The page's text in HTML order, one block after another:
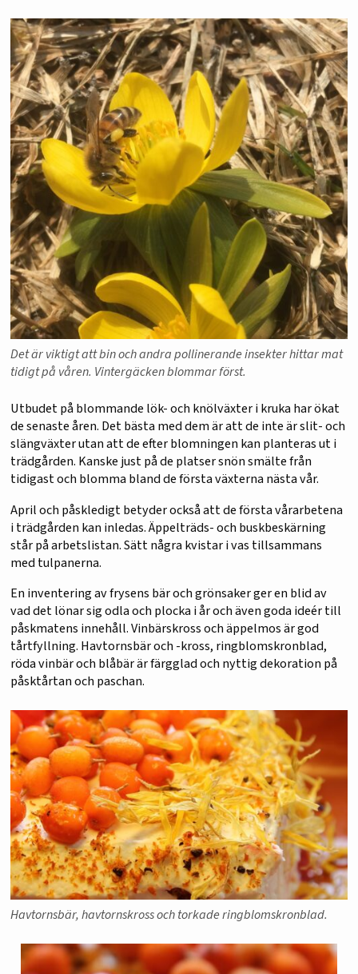
Det är viktigt att bin och andra pollinerande insekter hittar mat
tidigt på våren. Vintergäcken blommar först.
Utbudet på blommande lök- och knölväxter i kruka har ökat
de senaste åren. Det bästa med dem är att de inte är slit- och
slängväxter utan att de efter blomningen kan planteras ut i
trädgården. Kanske just på de platser snön smälte från
tidigast och blomma bland de första växterna nästa vår.
April och påskledigt betyder också att de första vårarbetena
i trädgården kan inledas. Äppelträds- och buskbeskärning
står på arbetslistan. Sätt några kvistar i vas tillsammans
med tulpanerna.
En inventering av frysens bär och grönsaker ger en blid av
vad det lönar sig odla och plocka i år och även goda ideér till
påskmatens innehåll. Vinbärskross och äppelmos är god
tårtfyllning. Havtornsbär och -kross, ringblomskronblad,
röda vinbär och blåbär är färgglad och nyttig dekoration på
påsktårtan och paschan.
Havtornsbär, havtornskross och torkade ringblomskronblad.